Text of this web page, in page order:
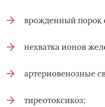
врожденный порок
нехватка ионов
артериовенозные
тиреотоксикоз;